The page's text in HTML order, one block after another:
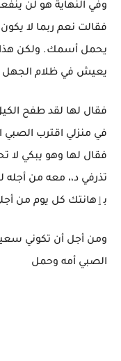
وفي النهاية هو لن
فقالت نعم ربما لا
يحمل أسمك. ولكن هذا
يعيش في ظلام الجهل
فقال لها لقد طفح
في منزلي اقترب
فقال لها وهو يبكي لا
تذرفي د،، معه من أجله
بٳهانتك كل يوم من
ومن أجل أن تكوني
الصبي أمه وحمل